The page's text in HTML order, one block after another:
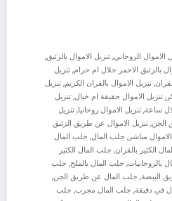
الاموال الروحاني, تنزيل الاموال بالزئبق,
بالزئبق الاحمر حلال ام حرام, تنزيل
, تنزيل الاموال بالقران الكريم, تنزيل
, تنزيل الاموال حقيقة ام خيال, تنزيل
ساعة, تنزيل الاموال روحانيا, تنزيل
الجن, تنزيل الاموال عن طريق الزئبق
مباشر, جلب المال, جلب المال
الكثير بالقران, جلب المال الكثير
بالروحانيات, جلب المال بالملح, جلب
البيضة, جلب المال عن طريق الجن,
في دقيقة, جلب المال مجرب, جلب